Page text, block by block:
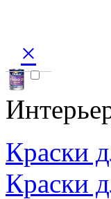
×
Краски
Краски